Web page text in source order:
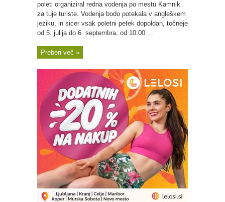
poleti organiziral redna vodenja po mestu Kamnik
za tuje turiste. Vodenja bodo potekala v angleškem
jeziku, in sicer vsak poletni petek dopoldan, točneje
od 5. julija do 6. septembra, od 10.00 ...
Preberi več »